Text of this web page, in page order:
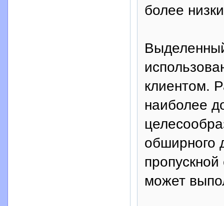
более
клиентом.
наиболее
обширного
может